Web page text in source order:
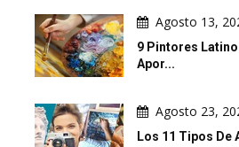
Agosto 13,
9 Pintores
Apor...
Agosto 23,
Los 11 Tipos De